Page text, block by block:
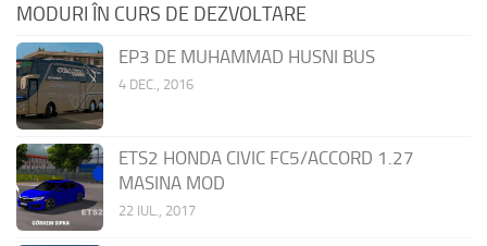
MODURI ÎN CURS DE DEZVOLTARE
EP3 DE MUHAMMAD HUSNI BUS
4 DEC., 2016
ETS2 HONDA CIVIC FC5/ACCORD 1.27
MASINA MOD
22 IUL., 2017